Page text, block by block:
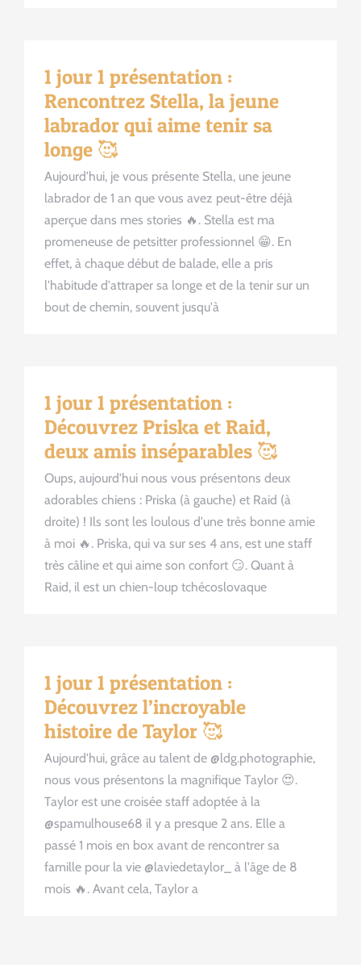
1 jour 1 présentation :
Rencontrez Stella, la jeune
labrador qui aime tenir sa
longe 🥰
Aujourd'hui, je vous présente Stella, une jeune
labrador de 1 an que vous avez peut-être déjà
aperçue dans mes stories 🔥. Stella est ma
promeneuse de petsitter professionnel 😁. En
effet, à chaque début de balade, elle a pris
l'habitude d'attraper sa longe et de la tenir sur un
bout de chemin, souvent jusqu'à
1 jour 1 présentation :
Découvrez Priska et Raid,
deux amis inséparables 🥰
Oups, aujourd'hui nous vous présentons deux
adorables chiens : Priska (à gauche) et Raid (à
droite) ! Ils sont les loulous d'une très bonne amie
à moi 🔥. Priska, qui va sur ses 4 ans, est une staff
très câline et qui aime son confort 😏. Quant à
Raid, il est un chien-loup tchécoslovaque
1 jour 1 présentation :
Découvrez l’incroyable
histoire de Taylor 🥰
Aujourd'hui, grâce au talent de @ldg.photographie,
nous vous présentons la magnifique Taylor 😍.
Taylor est une croisée staff adoptée à la
@spamulhouse68 il y a presque 2 ans. Elle a
passé 1 mois en box avant de rencontrer sa
famille pour la vie @laviedetaylor_ à l'âge de 8
mois 🔥. Avant cela, Taylor a